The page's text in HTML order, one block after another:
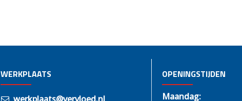
WERKPLAATS OPENINGSTIJDEN
Maandag: